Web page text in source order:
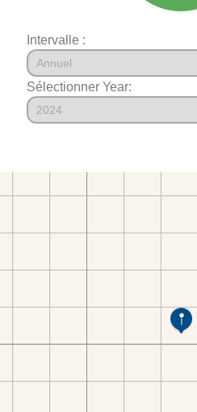
Intervalle :
Sélectionner Year: